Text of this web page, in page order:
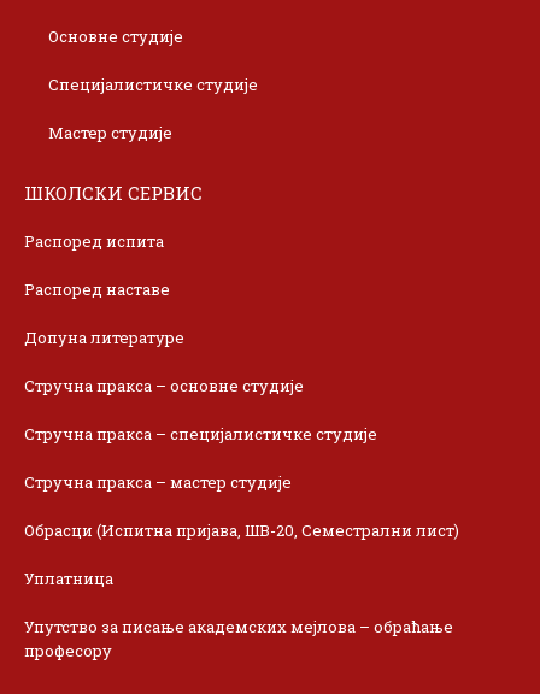
Основне студије
Специјалистичке студије
Мастер студије
ШКОЛСКИ СЕРВИС
Распоред испита
Распоред наставе
Допуна литературе
Стручна пракса – основне студије
Стручна пракса – специјалистичке студије
Стручна пракса – мастер студије
Обрасци (Испитна пријава, ШВ-20, Семестрални лист)
Уплатница
Упутство за писање академских мејлова – обраћање
професору